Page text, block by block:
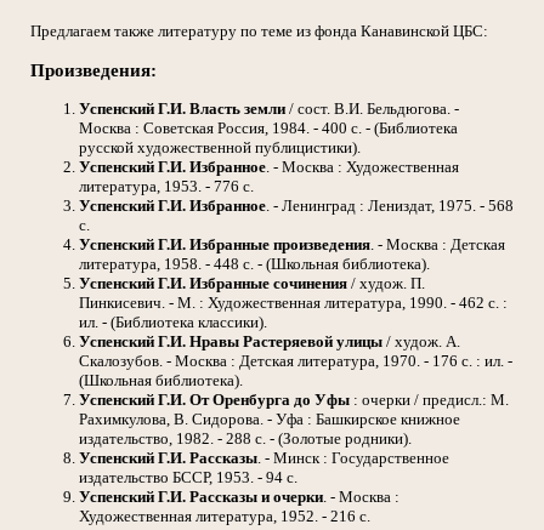
Предлагаем также литературу по теме из фонда Канавинской ЦБС:
Произведения:
Успенский Г.И. Власть земли / сост. В.И. Бельдюгова. -
Москва : Советская Россия, 1984. - 400 с. - (Библиотека
русской художественной публицистики).
Успенский Г.И. Избранное. - Москва : Художественная
литература, 1953. - 776 с.
Успенский Г.И. Избранное. - Ленинград : Лениздат, 1975. - 568
с.
Успенский Г.И. Избранные произведения. - Москва : Детская
литература, 1958. - 448 с. - (Школьная библиотека).
Успенский Г.И. Избранные сочинения / худож. П.
Пинкисевич. - М. : Художественная литература, 1990. - 462 с. :
ил. - (Библиотека классики).
Успенский Г.И. Нравы Растеряевой улицы / худож. А.
Скалозубов. - Москва : Детская литература, 1970. - 176 с. : ил. -
(Школьная библиотека).
Успенский Г.И. От Оренбурга до Уфы : очерки / предисл.: М.
Рахимкулова, В. Сидорова. - Уфа : Башкирское книжное
издательство, 1982. - 288 с. - (Золотые родники).
Успенский Г.И. Рассказы. - Минск : Государственное
издательство БССР, 1953. - 94 с.
Успенский Г.И. Рассказы и очерки. - Москва :
Художественная литература, 1952. - 216 с.